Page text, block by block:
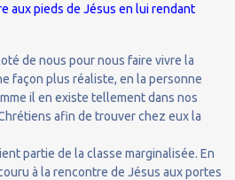
aux pieds de Jésus en lui rendant
de nous pour nous faire vivre la
façon plus réaliste, en la personne
il en existe tellement dans nos
afin de trouver chez eux la
partie de la classe marginalisée. En
à la rencontre de Jésus aux portes